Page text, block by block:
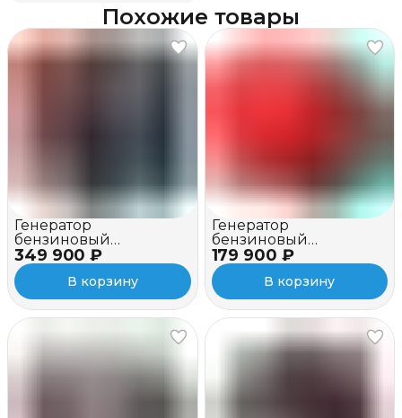
Похожие товары
349 900 ₽
Генератор
бензиновый
инверторный Honda
EU 30 iS1
В корзину
179 900 ₽
Генератор
бензиновый
инверторный Honda
EU 22 iT
В корзину